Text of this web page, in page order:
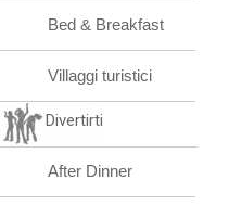
Bed & Breakfast
Villaggi turistici
Divertirti
After Dinner